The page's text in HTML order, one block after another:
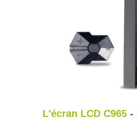
L'écran LCD C965-